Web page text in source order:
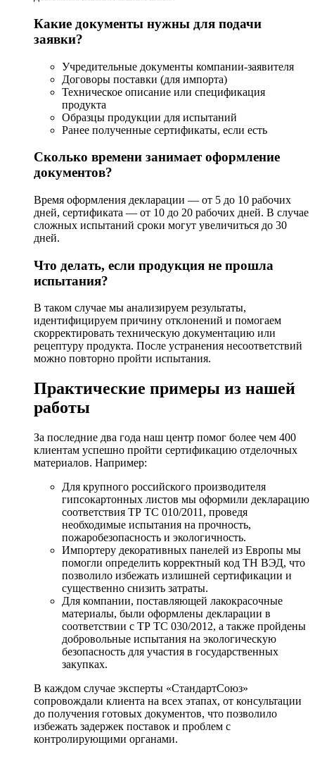
Какие документы нужны для подачи
заявки?
Учредительные документы компании-заявителя
Договоры поставки (для импорта)
Техническое описание или спецификация
продукта
Образцы продукции для испытаний
Ранее полученные сертификаты, если есть
Сколько времени занимает оформление
документов?
Время оформления декларации — от 5 до 10 рабочих
дней, сертификата — от 10 до 20 рабочих дней. В случае
сложных испытаний сроки могут увеличиться до 30
дней.
Что делать, если продукция не прошла
испытания?
В таком случае мы анализируем результаты,
идентифицируем причину отклонений и помогаем
скорректировать техническую документацию или
рецептуру продукта. После устранения несоответствий
можно повторно пройти испытания.
Практические примеры из нашей
работы
За последние два года наш центр помог более чем 400
клиентам успешно пройти сертификацию отделочных
материалов. Например:
Для крупного российского производителя
гипсокартонных листов мы оформили декларацию
соответствия ТР ТС 010/2011, проведя
необходимые испытания на прочность,
пожаробезопасность и экологичность.
Импортеру декоративных панелей из Европы мы
помогли определить корректный код ТН ВЭД, что
позволило избежать излишней сертификации и
существенно снизить затраты.
Для компании, поставляющей лакокрасочные
материалы, были оформлены декларации в
соответствии с ТР ТС 030/2012, а также пройдены
добровольные испытания на экологическую
безопасность для участия в государственных
закупках.
В каждом случае эксперты «СтандартСоюз»
сопровождали клиента на всех этапах, от консультации
до получения готовых документов, что позволило
избежать задержек поставок и проблем с
контролирующими органами.